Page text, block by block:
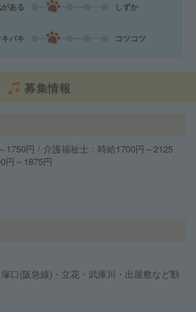
ある しずか
キパキ コツコツ
募集情報
1750円 / 介護福祉士：時給1700円～2125
円～1875円
塚口(阪急線)・立花・武庫川・出屋敷など勤